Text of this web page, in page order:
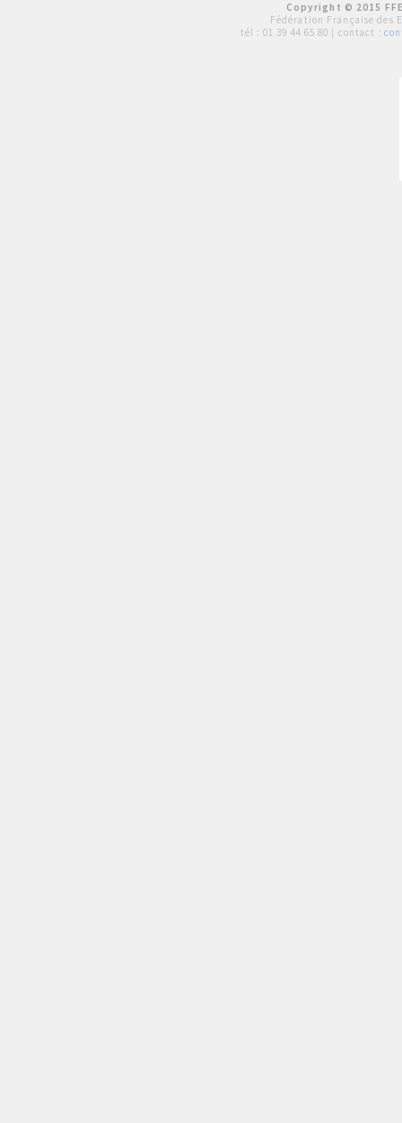
Copyright © 2015
Fédération Française des
tél : 01 39 44 65 80 | contact :